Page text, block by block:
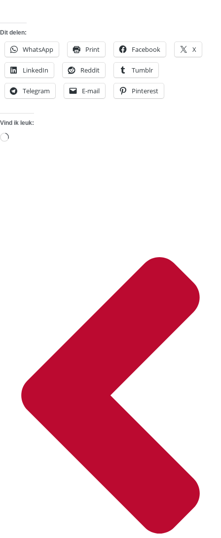
Dit delen:
WhatsApp Print Facebook X
LinkedIn Reddit Tumblr
Telegram E-mail Pinterest
Vind ik leuk:
Aan